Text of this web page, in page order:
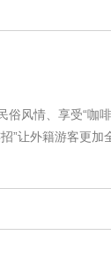
风情、享受“咖
”让外籍游客更加